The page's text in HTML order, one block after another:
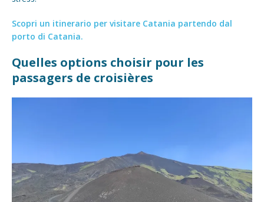
Scopri un itinerario per visitare Catania partendo dal
porto di Catania.
Quelles options choisir pour les
passagers de croisières